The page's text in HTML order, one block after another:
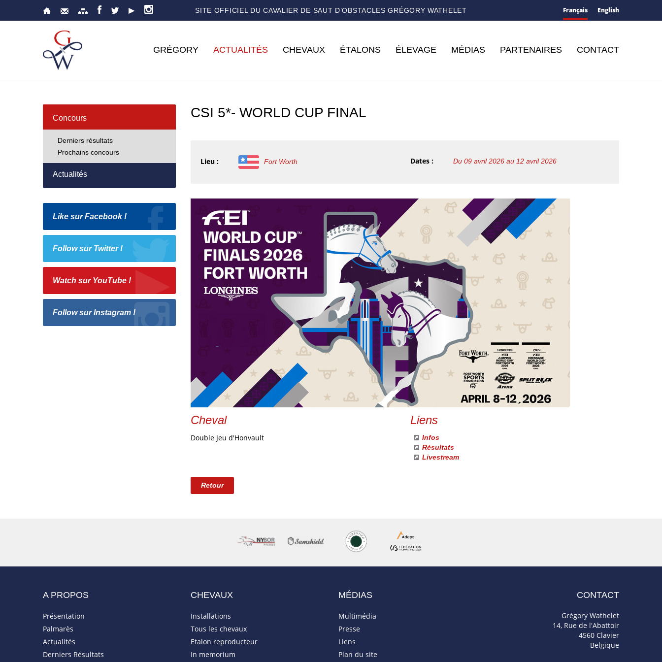
SITE OFFICIEL DU CAVALIER DE SAUT D’OBSTACLES GRÉGORY WATHELET Français English
GRÉGORY ACTUALITÉS CHEVAUX ÉTALONS ÉLEVAGE MÉDIAS PARTENAIRES CONTACT
Concours
Derniers résultats
Prochains concours
Actualités
Like sur Facebook !
Follow sur Twitter !
Watch sur YouTube !
Follow sur Instagram !
CSI 5*- WORLD CUP FINAL
Lieu : Fort Worth Dates : Du 09 avril 2026 au 12 avril 2026
Cheval
Double Jeu d'Honvault
Liens
Infos
Résultats
Livestream
Retour
A PROPOS
Présentation
Palmarès
Actualités
Derniers Résultats
CHEVAUX
Installations
Tous les chevaux
Etalon reproducteur
In memorium
MÉDIAS
Multimédia
Presse
Liens
Plan du site
CONTACT
Grégory Wathelet
14, Rue de l'Abattoir
4560 Clavier
Belgique